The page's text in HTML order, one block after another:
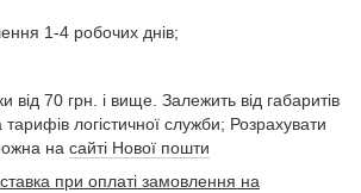
1-4 робочих днів;
від 70 грн. і вище. Залежить від габаритів
логістичної служби; Розрахувати
на сайті Нової пошти
при оплаті замовлення на